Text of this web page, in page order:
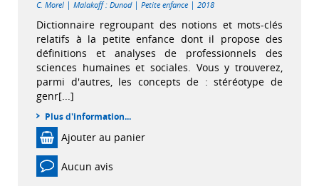
C. Morel | Malakoff : Dunod| Petite enfance | 2018
Dictionnaire regroupant des notions et mots-clés
relatifs à la petite enfance dont il propose des
définitions et analyses de professionnels des
sciences humaines et sociales. Vous y trouverez,
parmi d'autres, les concepts de : stéréotype de
genr[...]
Plus d'information...
Ajouter au panier
Aucun avis